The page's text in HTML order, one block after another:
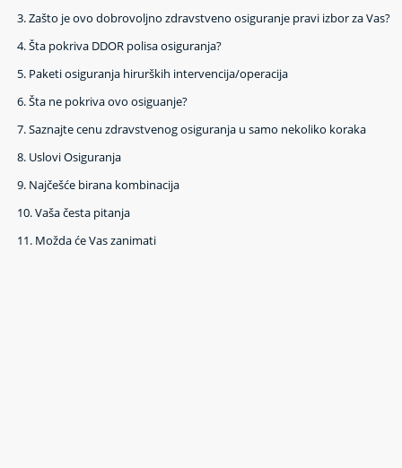
3.Zašto je ovo dobrovoljno zdravstveno osiguranje pravi izbor za Vas?
4.Šta pokriva DDOR polisa osiguranja?
5. Paketi osiguranja hirurških intervencija/operacija
6.Šta ne pokriva ovo osiguanje?
7.Saznajte cenu zdravstvenog osiguranja u samo nekoliko koraka
8. Uslovi Osiguranja
9. Najčešće birana kombinacija
10.Vaša česta pitanja
11. Možda će Vas zanimati